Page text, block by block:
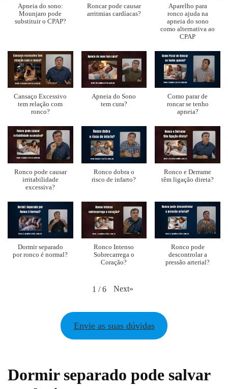
Apneia do sono:
Mounjaro pode
substituir o CPAP?
Roncar pode causar
arritmias cardíacas?
Aparelho para
ronco ajuda na
apneia do sono
como alternativa ao
CPAP
Cansaço Excessivo
tem relação com
ronco?
Apneia do Sono
tem cura?
Como parar de
roncar se tenho
apneia?
Ronco pode causar
irritabilidade
excessiva?
Ronco dobra o
risco de infarto?
Ronco e Derrame
têm ligação direta?
Dormir separado
por ronco é normal?
Ronco Intenso
Sobrecarrega o
Coração?
Ronco pode
descontrolar a
pressão arterial?
1 / 6 Next»
Envie as suas dúvidas
Dormir separado pode salvar